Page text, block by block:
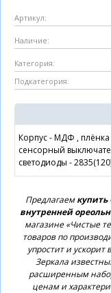
Артикул:
Наличие:
Категория:
Подкатегория:
Корпус - МДФ , плёнка
сенсорный
светодиоды -
Предлагаемкупить
внутренней
магазине «Чистые
товаров по
упростит и
Зеркала
расширенным
ценам и